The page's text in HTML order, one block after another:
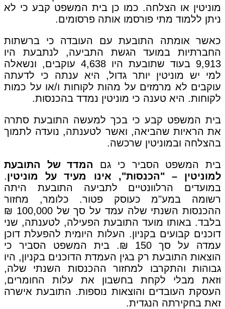
מוניטין או הצלחה. כמו כן בית המשפט קבע כי לא
ניתן ללמוד מתי פורסמו אותה פרסומים.
כאשר אומתה התובעת עם העובדה כי ברשתות
החברתיות במועד הגשת התביעה, לנתבעת היו
9,913 בעוד שתובעת היו 4,638 עוקבים, ונשאלה
למי יש מוניטין יותר גדול, היא ענתה כי לדעתה
עוקבים לא מרמזים על מהות לקוחות ו/או על כמות
לקוחות. היא טענה כי מוניטין נמדד בהכנסות.
בית המשפט קבע כי בכך למעשה התובעת סתרה
את הראיות שהביאה, ואשר לטענתה, נועדה לתמוך
בהצלחה ובמוניטין שרכשה.
בית המשפט הסביר כי גם
המדד של התובעת
למוניטין – "הכנסות", אינו מעיד על מוניטין.
במועדים הרלוונטיים לתביעה התובעת היתה
רשומה במע"מ כעוסק פטור. כלומר, מחזור
ההכנסות השנתי שלה עמד על סך של 100,000 ₪
בלבד. באותו מועד התובעת הפעילה, לטענתה, שני
דוכנים קבועים בקניון. העלות היומית להפעלת דוכן
עמדה על סך 150 ₪. בית המשפט הסביר כי
הוצאות התובעת רק בגין העמדת הדוכנים בקניון, היו
גבוהות והתקרבו למחזור ההכנסות השנתי שלה,
וזאת מבלי לקחת בחשבון את עלות החומרים,
העסקת העובדים והוצאות נוספות. התובעת אישרה
זאת בחקירתה הנגדית.